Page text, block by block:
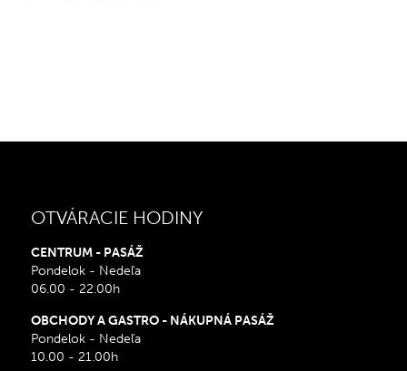
OTVÁRACIE HODINY
CENTRUM - PASÁŽ
Pondelok - Nedeľa
06.00 - 22.00h
OBCHODY A GASTRO - NÁKUPNÁ PASÁŽ
Pondelok - Nedeľa
10.00 - 21.00h